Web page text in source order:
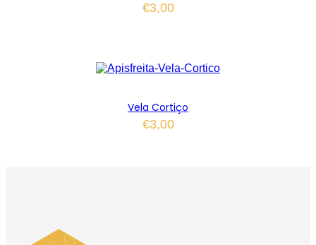
€3,00
Vela Cortiço
€3,00